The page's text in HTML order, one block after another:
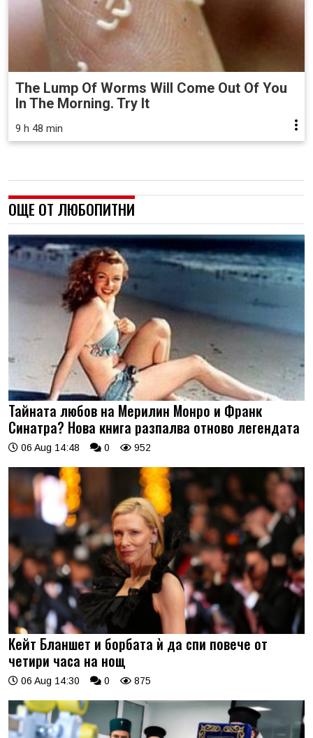
The Lump Of Worms Will Come Out Of You
In The Morning. Try It
9 h 48 min
ОЩЕ ОТ ЛЮБОПИТНИ
Тайната любов на Мерилин Монро и Франк
Синатра? Нова книга разпалва отново легендата
06 Aug 14:48 0 952
Кейт Бланшет и борбата ѝ да спи повече от
четири часа на нощ
06 Aug 14:30 0 875